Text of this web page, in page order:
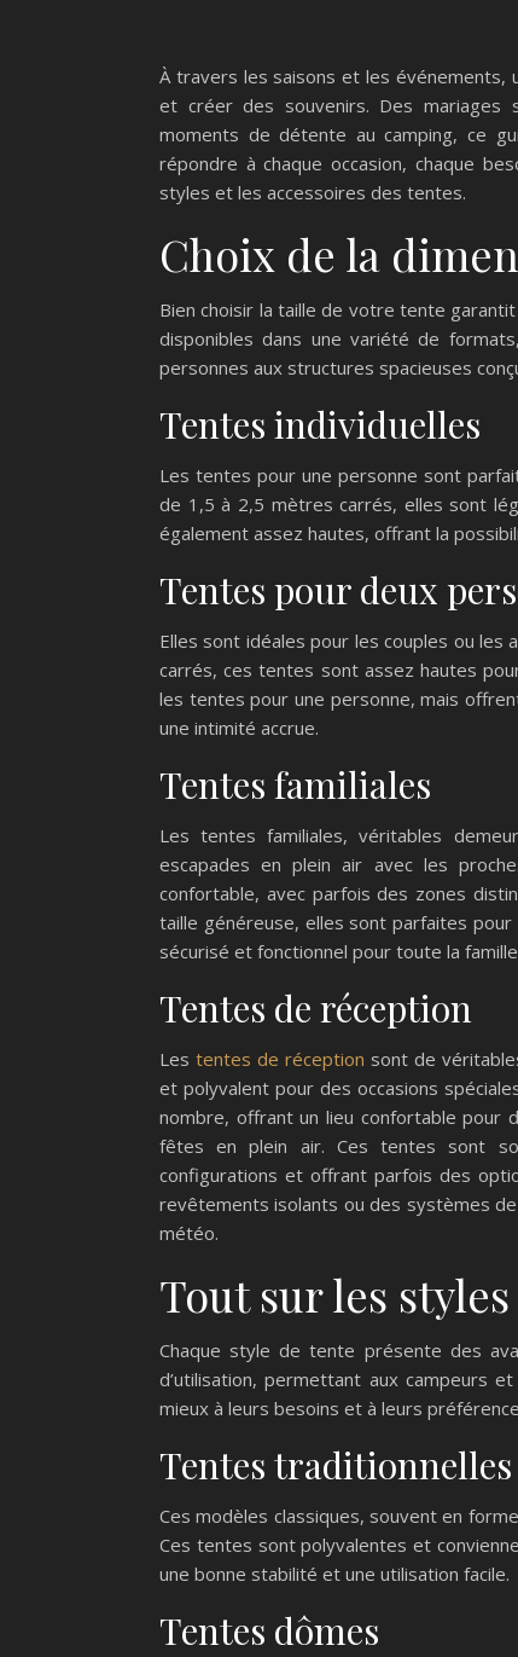
À travers les saisons et les événements,
et créer des souvenirs. Des mariages
moments de détente au camping, ce
répondre à chaque occasion, chaque
styles et les accessoires des tentes.
Choix de la
Bien choisir la taille de votre tente
disponibles dans une variété de
personnes aux structures spacieuses
Tentes individuelles
Les tentes pour une personne sont
de 1,5 à 2,5 mètres carrés, elles sont
également assez hautes, offrant la
Tentes pour deux
Elles sont idéales pour les couples ou les
carrés, ces tentes sont assez hautes
les tentes pour une personne, mais
une intimité accrue.
Tentes familiales
Les tentes familiales, véritables
escapades en plein air avec les
confortable, avec parfois des zones
taille généreuse, elles sont parfaites
sécurisé et fonctionnel pour toute la
Tentes de réception
Les tentes de réception sont de
et polyvalent pour des occasions
nombre, offrant un lieu confortable pour
fêtes en plein air. Ces tentes sont
configurations et offrant parfois des
revêtements isolants ou des systèmes
météo.
Tout sur les
Chaque style de tente présente des
d’utilisation, permettant aux campeurs
mieux à leurs besoins et à leurs
Tentes traditionnelles
Ces modèles classiques, souvent en
Ces tentes sont polyvalentes et
une bonne stabilité et une utilisation facile.
Tentes dômes